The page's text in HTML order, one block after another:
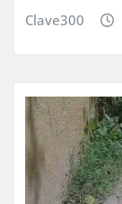
Clave300